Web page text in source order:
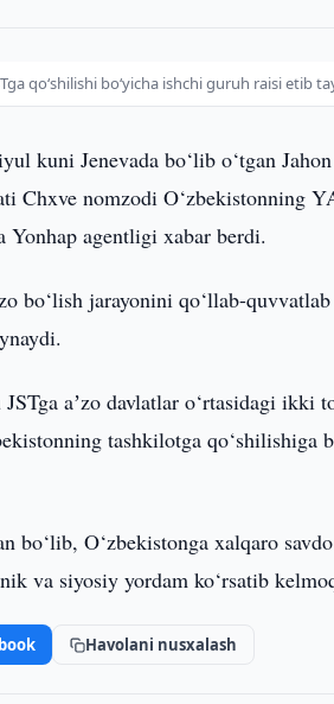
qo‘shilishi bo‘yicha ishchi guruh raisi etib
kuni Jenevada bo‘lib o‘tgan
Chxve nomzodi O‘zbekistonning
Yonhap agentligi xabar berdi.
bo‘lish jarayonini qo‘llab-
aʼzo davlatlar o‘rtasidagi ikki
tashkilotga qo‘shilishiga
O‘zbekistonga xalqaro
va siyosiy yordam ko‘rsatib
Havolani nusxalash